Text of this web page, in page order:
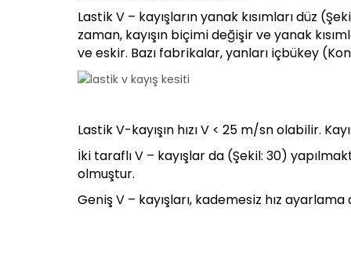
Lastik V – kayışların yanak kısımları düz
zaman, kayışın biçimi değişir ve yanak
ve eskir. Bazı fabrikalar, yanları içbükey
Lastik V-kayışın hızı V < 25 m/sn olabilir.
İki taraflı V – kayışlar da (Şekil: 30)
olmuştur.
Geniş V – kayışları, kademesiz hız